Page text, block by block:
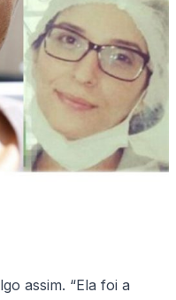
assim. “Ela foi a